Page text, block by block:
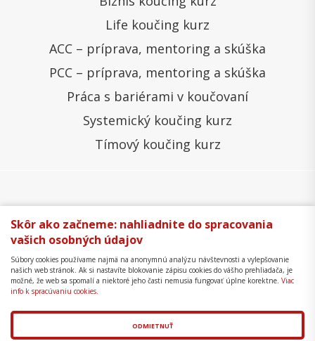
Life koučing kurz
ACC – príprava, mentoring a skúška
PCC – príprava, mentoring a skúška
Práca s bariérami v koučovaní
Systemický koučing kurz
Tímový koučing kurz
Všeobecné obchodné podmienky
Správa cookies
Ochrana osobných údajov
Formulár na odstúpenie
Mapa stránky
Copyright © 2018 - 2026 Business Coaching College,
s.r.o.
aredakčný systém
Skôr ako začneme: nahliadnite do spracovania
vašich osobných údajov
Súbory cookies používame najmä na anonymnú analýzu návštevnosti a vylepšovanie
našich web stránok. Ak si nastavíte blokovanie zápisu cookies do vášho prehliadača, je
možné, že web sa spomalí a niektoré jeho časti nemusia fungovať úplne korektne. Viac
info k spracúvaniu cookies.
ODMIETNUŤ